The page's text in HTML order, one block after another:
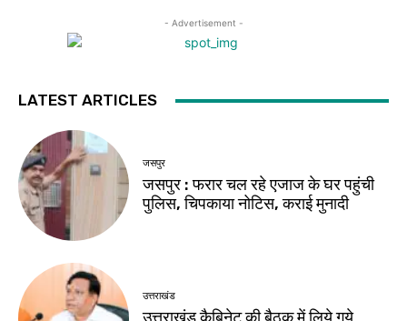
- Advertisement -
LATEST ARTICLES
जसपुर
जसपुर : फरार चल रहे एजाज के घर पहुंची
पुलिस, चिपकाया नोटिस, कराई मुनादी
उत्तराखंड